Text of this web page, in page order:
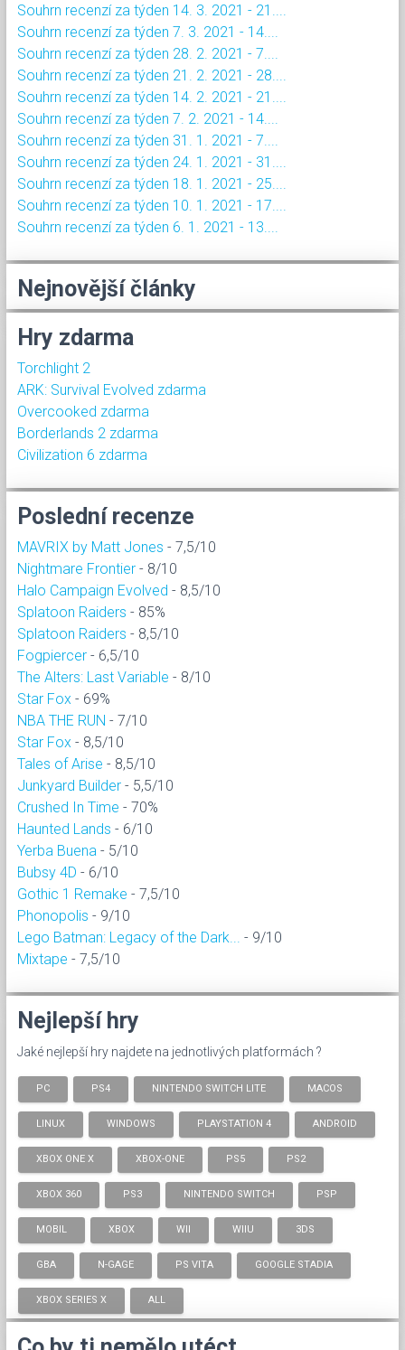
Souhrn recenzí za týden 14. 3. 2021 - 21....
Souhrn recenzí za týden 7. 3. 2021 - 14....
Souhrn recenzí za týden 28. 2. 2021 - 7....
Souhrn recenzí za týden 21. 2. 2021 - 28....
Souhrn recenzí za týden 14. 2. 2021 - 21....
Souhrn recenzí za týden 7. 2. 2021 - 14....
Souhrn recenzí za týden 31. 1. 2021 - 7....
Souhrn recenzí za týden 24. 1. 2021 - 31....
Souhrn recenzí za týden 18. 1. 2021 - 25....
Souhrn recenzí za týden 10. 1. 2021 - 17....
Souhrn recenzí za týden 6. 1. 2021 - 13....
Nejnovější články
Hry zdarma
Torchlight 2
ARK: Survival Evolved zdarma
Overcooked zdarma
Borderlands 2 zdarma
Civilization 6 zdarma
Poslední recenze
MAVRIX by Matt Jones - 7,5/10
Nightmare Frontier - 8/10
Halo Campaign Evolved - 8,5/10
Splatoon Raiders - 85%
Splatoon Raiders - 8,5/10
Fogpiercer - 6,5/10
The Alters: Last Variable - 8/10
Star Fox - 69%
NBA THE RUN - 7/10
Star Fox - 8,5/10
Tales of Arise - 8,5/10
Junkyard Builder - 5,5/10
Crushed In Time - 70%
Haunted Lands - 6/10
Yerba Buena - 5/10
Bubsy 4D - 6/10
Gothic 1 Remake - 7,5/10
Phonopolis - 9/10
Lego Batman: Legacy of the Dark... - 9/10
Mixtape - 7,5/10
Nejlepší hry
Jaké nejlepší hry najdete na jednotlivých platformách ?
PC PS4 NINTENDO SWITCH LITE MACOS
LINUX WINDOWS PLAYSTATION 4 ANDROID
XBOX ONE X XBOX-ONE PS5 PS2
XBOX 360 PS3 NINTENDO SWITCH PSP
MOBIL XBOX WII WIIU 3DS
GBA N-GAGE PS VITA GOOGLE STADIA
XBOX SERIES X ALL